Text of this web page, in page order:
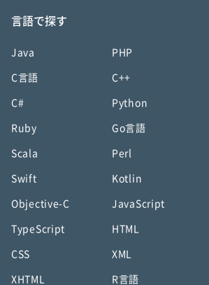
言語で探す
Java PHP
C言語 C++
C# Python
Ruby Go言語
Scala Perl
Swift Kotlin
Objective-C JavaScript
TypeScript HTML
CSS XML
XHTML R言語